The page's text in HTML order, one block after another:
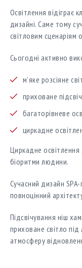
Освітлення відіграє
дизайні. Саме тому
світловим сценаріям
Сьогодні активно
м’яке розсіяне
приховане
багаторівневе
циркадне
Циркадне
біоритми людини.
Сучасний дизайн
повноцінний
Підсвічування ніш
приховане світло
атмосферу